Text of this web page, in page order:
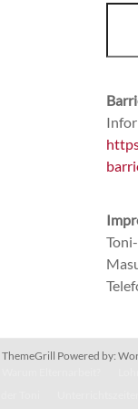
ThemeGrill Powered by: